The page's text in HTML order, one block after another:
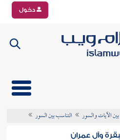
دخول
الآيات والسور التناسب بين السور
وآل عمران